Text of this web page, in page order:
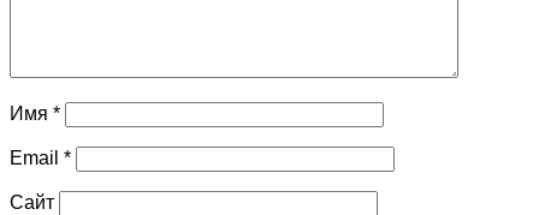
Имя *
Email *
Сайт